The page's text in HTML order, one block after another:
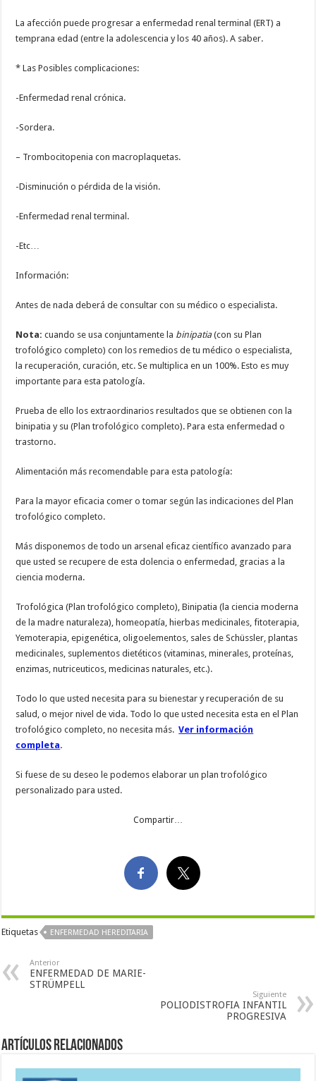
La afección puede progresar a enfermedad renal terminal (ERT) a
temprana edad (entre la adolescencia y los 40 años). A saber.
* Las Posibles complicaciones:
-Enfermedad renal crónica.
-Sordera.
– Trombocitopenia con macroplaquetas.
-Disminución o pérdida de la visión.
-Enfermedad renal terminal.
-Etc…
Información:
Antes de nada deberá de consultar con su médico o especialista.
Nota:cuando se usa conjuntamente la binipatia(con su Plan
trofológico completo) con los remedios de tu médico o especialista,
la recuperación, curación, etc. Se multiplica en un 100%. Esto es muy
importante para esta patología.
Prueba de ello los extraordinarios resultados que se obtienen con la
binipatia y su (Plan trofológico completo). Para esta enfermedad o
trastorno.
Alimentación más recomendable para esta patología:
Para la mayor eficacia comer o tomar según las indicaciones del Plan
trofológico completo.
Más disponemos de todo un arsenal eficaz científico avanzado para
que usted se recupere de esta dolencia o enfermedad, gracias a la
ciencia moderna.
Trofológica (Plan trofológico completo), Binipatia (la ciencia moderna
de la madre naturaleza), homeopatía, hierbas medicinales, fitoterapia,
Yemoterapia, epigenética, oligoelementos, sales de Schüssler, plantas
medicinales, suplementos dietéticos (vitaminas, minerales, proteínas,
enzimas, nutriceuticos, medicinas naturales, etc.).
Todo lo que usted necesita para su bienestar y recuperación de su
salud, o mejor nivel de vida. Todo lo que usted necesita esta en el Plan
trofológico completo, no necesita más.Ver información
completa.
Si fuese de su deseo le podemos elaborar un plan trofológico
personalizado para usted.
Compartir…
Etiquetas ENFERMEDAD HEREDITARIA
Anterior
ENFERMEDAD DE MARIE-
STRÜMPELL
Siguiente
POLIODISTROFIA INFANTIL
PROGRESIVA
Artículos Relacionados